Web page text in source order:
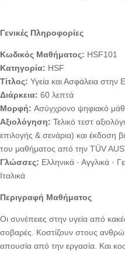
Γενικές Πληροφορίες
Κωδικός Μαθήματος: HSF101
Κατηγορία: HSF
Τίτλος: Υγεία και Ασφάλεια στην
Διάρκεια: 60 λεπτά
Μορφή: Aσύγχρονο ψηφιακό
Αξιολόγηση: Τελικό τεστ
επιλογής & σενάρια) και έκδοση
του μαθήματος από την TÜV
Γλώσσες: Ελληνικά · Αγγλικά ·
Ιταλικά
Περιγραφή Μαθήματος
Οι συνέπειες στην υγεία από
σοβαρές. Κοστίζουν στους
απουσία από την εργασία. Και